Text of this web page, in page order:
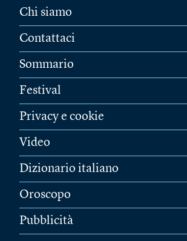
Chi siamo
Contattaci
Sommario
Festival
Privacy e cookie
Video
Dizionario italiano
Oroscopo
Pubblicità